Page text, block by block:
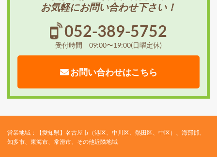
お気軽にお問い合わせ下さい！
052-389-5752
受付時間 09:00〜19:00(日曜定休)
お問い合わせはこちら
営業地域：【愛知県】名古屋市（港区、中川区、熱田区、中区）、海部郡、
知多市、東海市、常滑市、その他近隣地域